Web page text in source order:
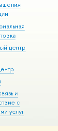
центр
и
с
услуг